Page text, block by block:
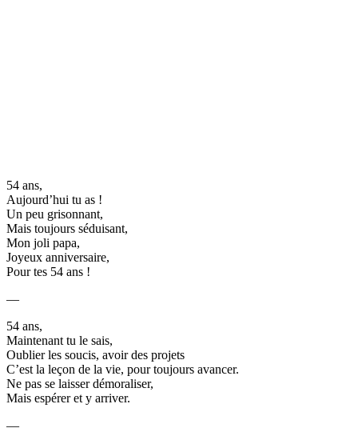
54 ans,
Aujourd’hui tu as !
Un peu grisonnant,
Mais toujours séduisant,
Mon joli papa,
Joyeux anniversaire,
Pour tes 54 ans !
—
54 ans,
Maintenant tu le sais,
Oublier les soucis, avoir des projets
C’est la leçon de la vie, pour toujours avancer.
Ne pas se laisser démoraliser,
Mais espérer et y arriver.
—